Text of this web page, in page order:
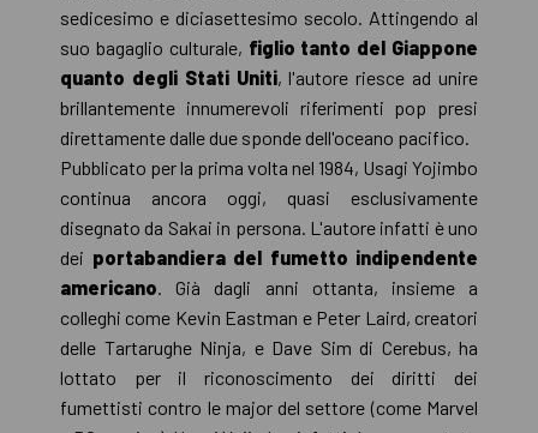
sedicesimo e diciasettesimo secolo. Attingendo al
suo bagaglio culturale, figlio tanto del Giappone
quanto degli Stati Uniti, l'autore riesce ad unire
brillantemente innumerevoli riferimenti pop presi
direttamente dalle due sponde dell'oceano pacifico.
Pubblicato per la prima volta nel 1984, Usagi Yojimbo
continua ancora oggi, quasi esclusivamente
disegnato da Sakai in persona. L'autore infatti è uno
dei portabandiera del fumetto indipendente
americano. Già dagli anni ottanta, insieme a
colleghi come Kevin Eastman e Peter Laird, creatori
delle Tartarughe Ninja, e Dave Sim di Cerebus, ha
lottato per il riconoscimento dei diritti dei
fumettisti contro le major del settore (come Marvel